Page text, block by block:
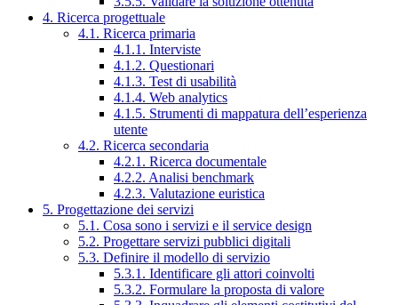
4. Ricerca progettuale
4.1. Ricerca primaria
4.1.1. Interviste
4.1.2. Questionari
4.1.3. Test di usabilità
4.1.4. Web analytics
4.1.5. Strumenti di mappatura dell’esperienza
utente
4.2. Ricerca secondaria
4.2.1. Ricerca documentale
4.2.2. Analisi benchmark
4.2.3. Valutazione euristica
5. Progettazione dei servizi
5.1. Cosa sono i servizi e il service design
5.2. Progettare servizi pubblici digitali
5.3. Definire il modello di servizio
5.3.1. Identificare gli attori coinvolti
5.3.2. Formulare la proposta di valore